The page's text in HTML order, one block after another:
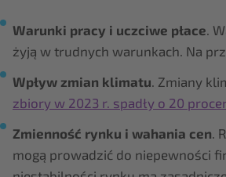
Warunki pracy i uczciwe płace.
żyją w trudnych warunkach. Na
Wpływ zmian klimatu. Zmiany
zbiory w 2023 r. spadły o 20
Zmienność rynku i wahania cen.
mogą prowadzić do niepewności